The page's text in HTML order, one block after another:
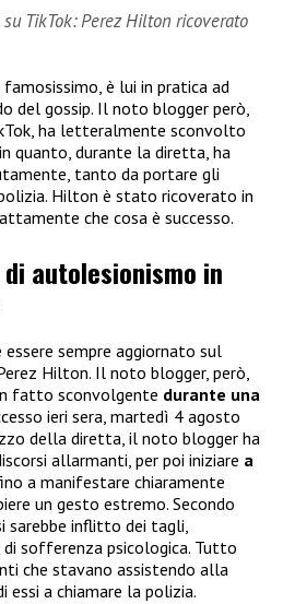
TikTok: Perez Hilton ricoverato
famosissimo, è lui in pratica ad
del gossip. Il noto blogger però,
ha letteralmente sconvolto
quanto, durante la diretta, ha
tanto da portare gli
Hilton è stato ricoverato in
che cosa è successo.
autolesionismo in
sempre aggiornato sul
Hilton. Il noto blogger, però,
fatto sconvolgente durante una
ieri sera, martedì 4 agosto
della diretta, il noto blogger ha
allarmanti, per poi iniziare a
a manifestare chiaramente
un gesto estremo. Secondo
inflitto dei tagli,
sofferenza psicologica. Tutto
che stavano assistendo alla
a chiamare la polizia.